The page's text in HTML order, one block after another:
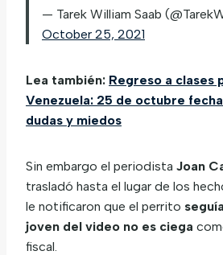
— Tarek William Saab
October 25, 2021
Lea también: Regreso a clases
Venezuela: 25 de octubre
dudas y miedos
Sin embargo el periodista Joan
trasladó hasta el lugar de los
le notificaron que el perrito
joven del video no es ciega
fiscal.